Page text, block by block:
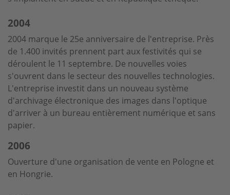
2004
2004 marque le 25e anniversaire de l'entreprise. Près
de 1.400 invités prennent part aux festivités qui se
déroulent le 11 septembre. De nouvelles voies
s'ouvrent dans le secteur des nouvelles technologies.
L'entreprise investit dans un nouveau système
d'archivage électronique des images dans l'optique
d'arriver à un bureau entièrement numérique et sans
papier.
2006
Ouverture d'une organisation de vente en Pologne et
en Hongrie.